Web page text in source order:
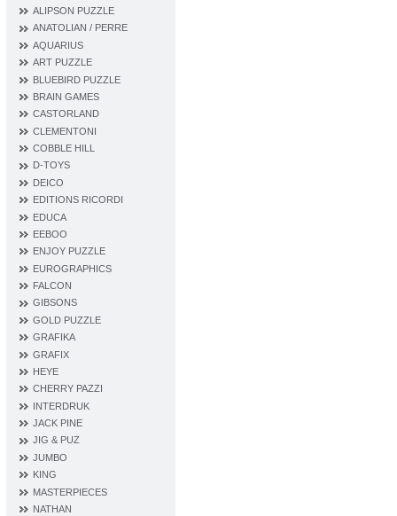
ALIPSON PUZZLE
ANATOLIAN / PERRE
AQUARIUS
ART PUZZLE
BLUEBIRD PUZZLE
BRAIN GAMES
CASTORLAND
CLEMENTONI
COBBLE HILL
D‐TOYS
DEICO
EDITIONS RICORDI
EDUCA
EEBOO
ENJOY PUZZLE
EUROGRAPHICS
FALCON
GIBSONS
GOLD PUZZLE
GRAFIKA
GRAFIX
HEYE
CHERRY PAZZI
INTERDRUK
JACK PINE
JIG & PUZ
JUMBO
KING
MASTERPIECES
NATHAN